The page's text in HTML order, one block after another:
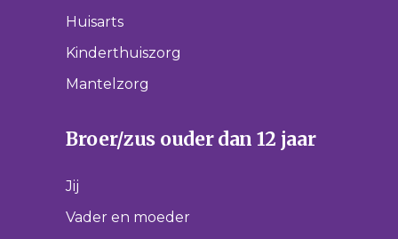
Huisarts
Kinderthuiszorg
Mantelzorg
Broer/zus ouder dan 12 jaar
Jij
Vader en moeder